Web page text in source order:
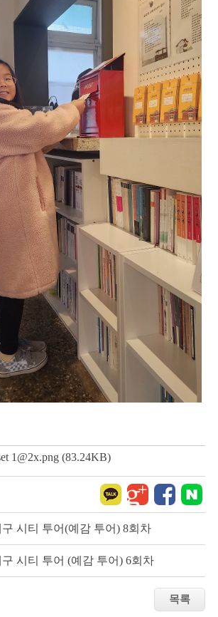
1@2x.png (83.24KB)
시티 투어(예감 투어) 8회차
시티 투어 (예감 투어) 6회차